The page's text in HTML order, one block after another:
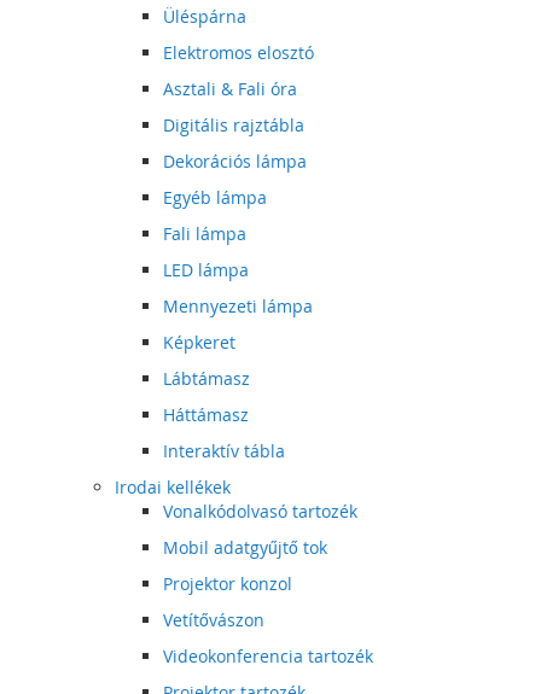
Üléspárna
Elektromos elosztó
Asztali & Fali óra
Digitális rajztábla
Dekorációs lámpa
Egyéb lámpa
Fali lámpa
LED lámpa
Mennyezeti lámpa
Képkeret
Lábtámasz
Háttámasz
Interaktív tábla
Irodai kellékek
Vonalkódolvasó tartozék
Mobil adatgyűjtő tok
Projektor konzol
Vetítővászon
Videokonferencia tartozék